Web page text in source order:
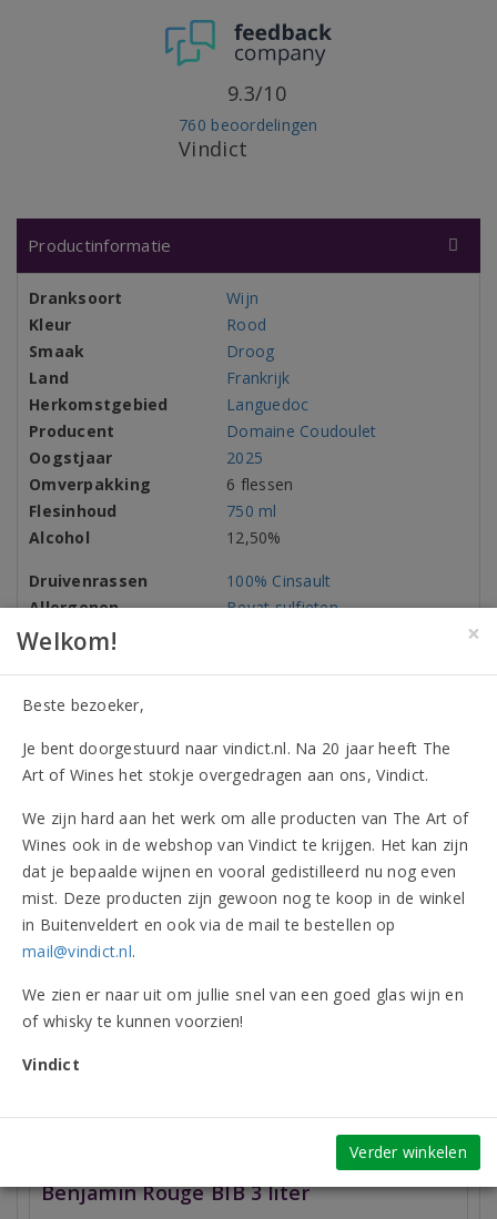
Vindict
760 beoordelingen
9.3/10
Productinformatie
Dranksoort
Wijn
Kleur
Rood
Smaak
Droog
Land
Frankrijk
Herkomstgebied
Languedoc
Producent
Domaine Coudoulet
Oogstjaar
2025
Omverpakking
6 flessen
Flesinhoud
750 ml
Alcohol
12,50%
Druivenrassen
100% Cinsault
Allergenen
Bevat sulfieten
Onderscheidingen (1)
Beoordelingen
Vergelijkbare artikelen
(1 beoordeling)
Château Puech-Haut Languedoc Le
Benjamin Rouge BIB 3 liter
×
Welkom!
Beste bezoeker,
Je bent doorgestuurd naar vindict.nl. Na 20 jaar heeft The
Art of Wines het stokje overgedragen aan ons, Vindict.
We zijn hard aan het werk om alle producten van The Art of
Wines ook in de webshop van Vindict te krijgen. Het kan zijn
dat je bepaalde wijnen en vooral gedistilleerd nu nog even
mist. Deze producten zijn gewoon nog te koop in de winkel
in Buitenveldert en ook via de mail te bestellen op
mail@vindict.nl.
We zien er naar uit om jullie snel van een goed glas wijn en
of whisky te kunnen voorzien!
Vindict
Verder winkelen